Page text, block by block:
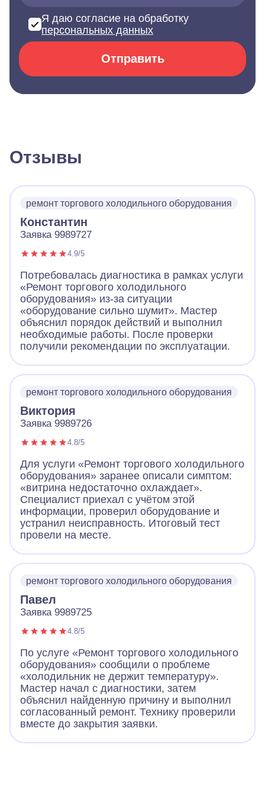
Я даю согласие на обработку
персональных данных
Отправить
Отзывы
ремонт торгового холодильного оборудования
Константин
Заявка 9989727
4.9/5
Потребовалась диагностика в рамках услуги
«Ремонт торгового холодильного
оборудования» из-за ситуации
«оборудование сильно шумит». Мастер
объяснил порядок действий и выполнил
необходимые работы. После проверки
получили рекомендации по эксплуатации.
ремонт торгового холодильного оборудования
Виктория
Заявка 9989726
4.8/5
Для услуги «Ремонт торгового холодильного
оборудования» заранее описали симптом:
«витрина недостаточно охлаждает».
Специалист приехал с учётом этой
информации, проверил оборудование и
устранил неисправность. Итоговый тест
провели на месте.
ремонт торгового холодильного оборудования
Павел
Заявка 9989725
4.8/5
По услуге «Ремонт торгового холодильного
оборудования» сообщили о проблеме
«холодильник не держит температуру».
Мастер начал с диагностики, затем
объяснил найденную причину и выполнил
согласованный ремонт. Технику проверили
вместе до закрытия заявки.